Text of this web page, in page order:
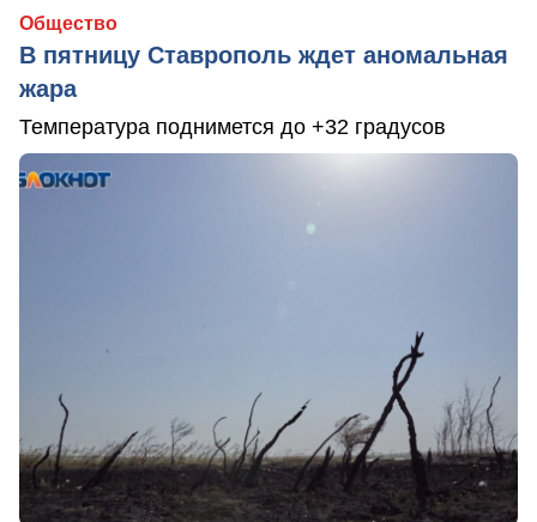
Общество
В пятницу Ставрополь ждет аномальная
жара
Температура поднимется до +32 градусов